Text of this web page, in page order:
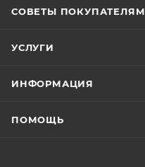
СОВЕТЫ ПОКУПАТЕЛЯМ
УСЛУГИ
ИНФОРМАЦИЯ
ПОМОЩЬ